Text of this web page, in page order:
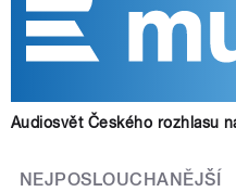
Audiosvět Českého rozhlasu
NEJPOSLOUCHANĚJŠÍ